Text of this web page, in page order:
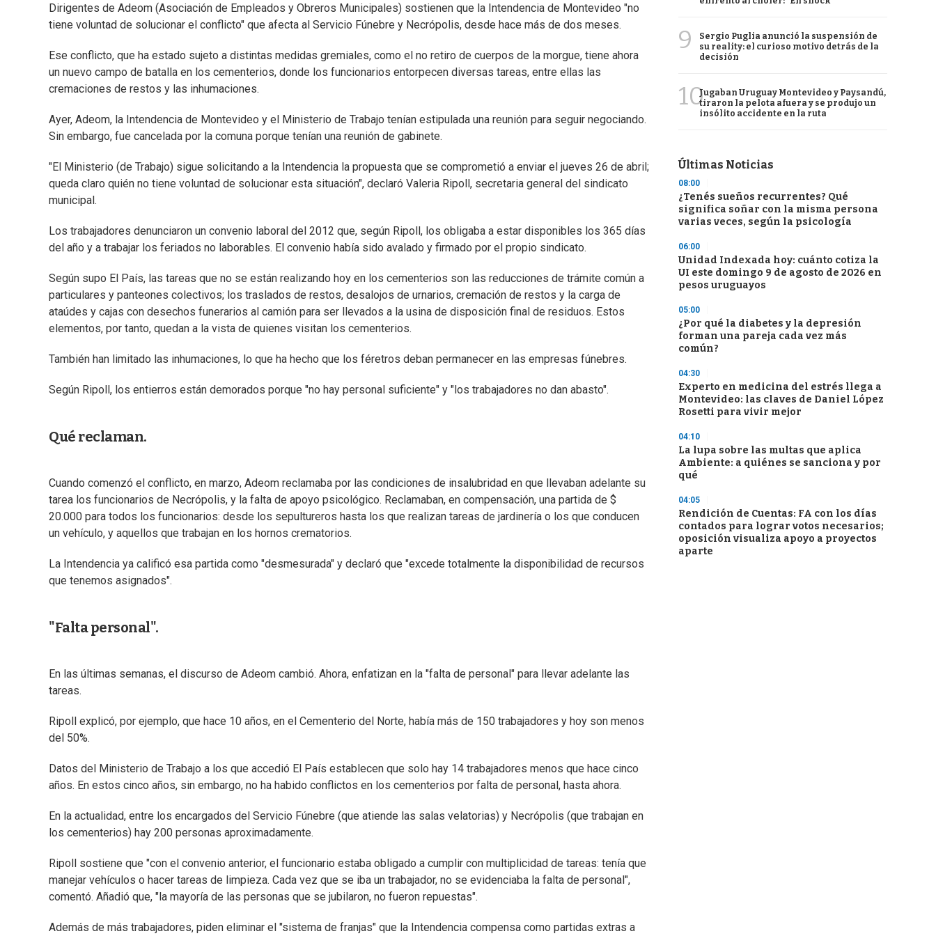
Dirigentes de Adeom (Asociación de Empleados y Obreros Municipales) sostienen que la Intendencia de Montevideo "no
tiene voluntad de solucionar el conflicto" que afecta al Servicio Fúnebre y Necrópolis, desde hace más de dos meses.
Ese conflicto, que ha estado sujeto a distintas medidas gremiales, como el no retiro de cuerpos de la morgue, tiene ahora
un nuevo campo de batalla en los cementerios, donde los funcionarios entorpecen diversas tareas, entre ellas las
cremaciones de restos y las inhumaciones.
Ayer, Adeom, la Intendencia de Montevideo y el Ministerio de Trabajo tenían estipulada una reunión para seguir negociando.
Sin embargo, fue cancelada por la comuna porque tenían una reunión de gabinete.
"El Ministerio (de Trabajo) sigue solicitando a la Intendencia la propuesta que se comprometió a enviar el jueves 26 de abril;
queda claro quién no tiene voluntad de solucionar esta situación", declaró Valeria Ripoll, secretaria general del sindicato
municipal.
Los trabajadores denunciaron un convenio laboral del 2012 que, según Ripoll, los obligaba a estar disponibles los 365 días
del año y a trabajar los feriados no laborables. El convenio había sido avalado y firmado por el propio sindicato.
Según supo El País, las tareas que no se están realizando hoy en los cementerios son las reducciones de trámite común a
particulares y panteones colectivos; los traslados de restos, desalojos de urnarios, cremación de restos y la carga de
ataúdes y cajas con desechos funerarios al camión para ser llevados a la usina de disposición final de residuos. Estos
elementos, por tanto, quedan a la vista de quienes visitan los cementerios.
También han limitado las inhumaciones, lo que ha hecho que los féretros deban permanecer en las empresas fúnebres.
Según Ripoll, los entierros están demorados porque "no hay personal suficiente" y "los trabajadores no dan abasto".
Qué reclaman.
Cuando comenzó el conflicto, en marzo, Adeom reclamaba por las condiciones de insalubridad en que llevaban adelante su
tarea los funcionarios de Necrópolis, y la falta de apoyo psicológico. Reclamaban, en compensación, una partida de $
20.000 para todos los funcionarios: desde los sepultureros hasta los que realizan tareas de jardinería o los que conducen
un vehículo, y aquellos que trabajan en los hornos crematorios.
La Intendencia ya calificó esa partida como "desmesurada" y declaró que "excede totalmente la disponibilidad de recursos
que tenemos asignados".
"Falta personal".
En las últimas semanas, el discurso de Adeom cambió. Ahora, enfatizan en la "falta de personal" para llevar adelante las
tareas.
Ripoll explicó, por ejemplo, que hace 10 años, en el Cementerio del Norte, había más de 150 trabajadores y hoy son menos
del 50%.
Datos del Ministerio de Trabajo a los que accedió El País establecen que solo hay 14 trabajadores menos que hace cinco
años. En estos cinco años, sin embargo, no ha habido conflictos en los cementerios por falta de personal, hasta ahora.
En la actualidad, entre los encargados del Servicio Fúnebre (que atiende las salas velatorias) y Necrópolis (que trabajan en
los cementerios) hay 200 personas aproximadamente.
Ripoll sostiene que "con el convenio anterior, el funcionario estaba obligado a cumplir con multiplicidad de tareas: tenía que
manejar vehículos o hacer tareas de limpieza. Cada vez que se iba un trabajador, no se evidenciaba la falta de personal",
comentó. Añadió que, "la mayoría de las personas que se jubilaron, no fueron repuestas".
Además de más trabajadores, piden eliminar el "sistema de franjas" que la Intendencia compensa como partidas extras a
9
Sergio Puglia anunció la suspensión de
su reality: el curioso motivo detrás de la
decisión
10Jugaban Uruguay Montevideo y Paysandú,
tiraron la pelota afuera y se produjo un
insólito accidente en la ruta
Últimas Noticias
08:00
¿Tenés sueños recurrentes? Qué
significa soñar con la misma persona
varias veces, según la psicología
06:00
Unidad Indexada hoy: cuánto cotiza la
UI este domingo 9 de agosto de 2026 en
pesos uruguayos
05:00
¿Por qué la diabetes y la depresión
forman una pareja cada vez más
común?
04:30
Experto en medicina del estrés llega a
Montevideo: las claves de Daniel López
Rosetti para vivir mejor
04:10
La lupa sobre las multas que aplica
Ambiente: a quiénes se sanciona y por
qué
04:05
Rendición de Cuentas: FA con los días
contados para lograr votos necesarios;
oposición visualiza apoyo a proyectos
aparte